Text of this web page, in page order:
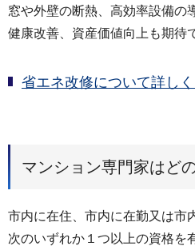
窓や外壁の断熱、高効率設備の
健康改善、資産価値向上も期待
省エネ改修について詳し
マンション専門家はど
市内に在住、市内に在勤⼜は市
次のいずれか１つ以上の資格を